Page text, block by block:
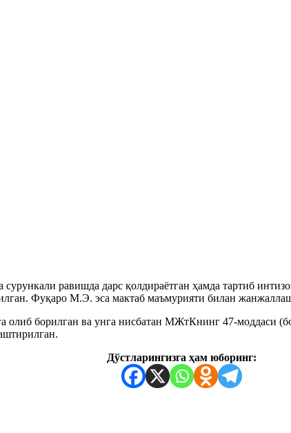
равишда дарс қолдираётган ҳамда тартиб
Фуқаро М.Э. эса мактаб маъмурияти билан
борилган ва унга нисбатан МЖтКнинг 47-моддаси
Дўстларингизга ҳам юборинг: